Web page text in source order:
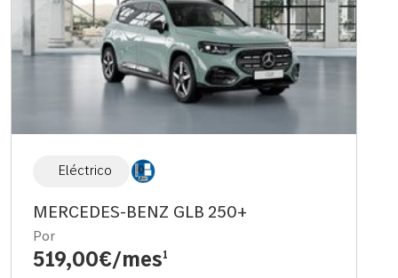
Eléctrico
MERCEDES-BENZ GLB 250+
Por
519,00€/mes1